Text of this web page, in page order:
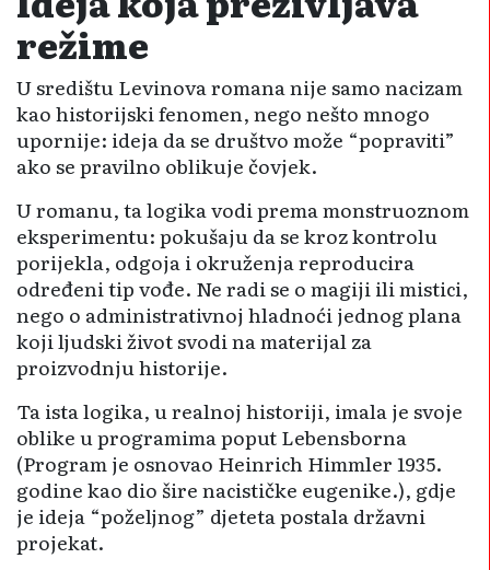
režime
U središtu Levinova romana nije samo nacizam
kao historijski fenomen, nego nešto mnogo
upornije: ideja da se društvo može “popraviti”
ako se pravilno oblikuje čovjek.
U romanu, ta logika vodi prema monstruoznom
eksperimentu: pokušaju da se kroz kontrolu
porijekla, odgoja i okruženja reproducira
određeni tip vođe. Ne radi se o magiji ili mistici,
nego o administrativnoj hladnoći jednog plana
koji ljudski život svodi na materijal za
proizvodnju historije.
Ta ista logika, u realnoj historiji, imala je svoje
oblike u programima poput Lebensborna
(Program je osnovao Heinrich Himmler 1935.
godine kao dio šire nacističke eugenike.), gdje
je ideja “poželjnog” djeteta postala državni
projekat.